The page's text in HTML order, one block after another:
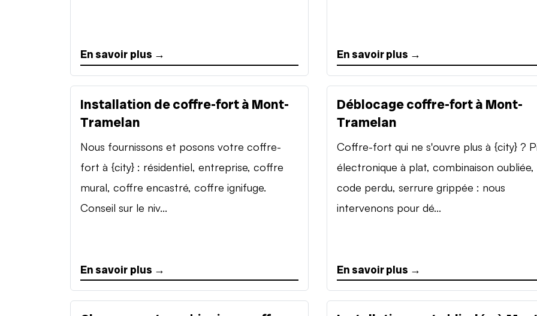
En savoir plus → En savoir plus →
Installation de coffre-fort à Mont-
Tramelan
Nous fournissons et posons votre coffre-
fort à {city} : résidentiel, entreprise, coffre
mural, coffre encastré, coffre ignifuge.
Conseil sur le niv...
En savoir plus →
Déblocage coffre-fort à Mont-
Tramelan
Coffre-fort qui ne s'ouvre plus à {city} ?
électronique à plat, combinaison oubliée,
code perdu, serrure grippée : nous
intervenons pour dé...
En savoir plus →